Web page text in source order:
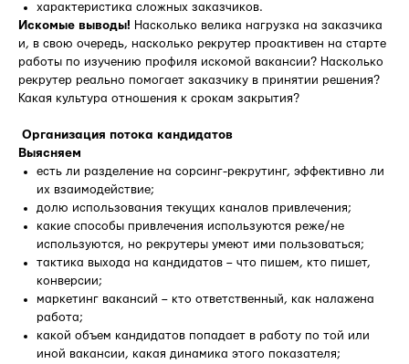
характеристика сложных заказчиков.
Искомые выводы! Насколько велика нагрузка на заказчика
и, в свою очередь, насколько рекрутер проактивен на старте
работы по изучению профиля искомой вакансии? Насколько
рекрутер реально помогает заказчику в принятии решения?
Какая культура отношения к срокам закрытия?
Организация потока кандидатов
Выясняем
есть ли разделение на сорсинг-рекрутинг, эффективно ли
их взаимодействие;
долю использования текущих каналов привлечения;
какие способы привлечения используются реже/не
используются, но рекрутеры умеют ими пользоваться;
тактика выхода на кандидатов – что пишем, кто пишет,
конверсии;
маркетинг вакансий – кто ответственный, как налажена
работа;
какой объем кандидатов попадает в работу по той или
иной вакансии, какая динамика этого показателя;